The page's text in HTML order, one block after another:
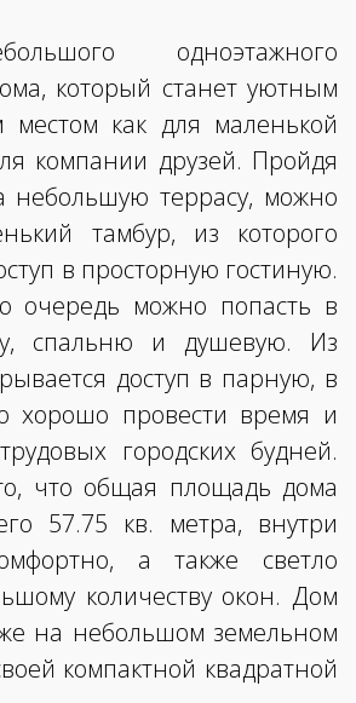
одноэтажного
который станет уютным
как для маленькой
компании друзей. Пройдя
небольшую террасу, можно
тамбур, из которого
в просторную гостиную.
очередь можно попасть в
спальню и душевую. Из
доступ в парную, в
хорошо провести время и
городских будней.
что общая площадь дома
57.75 кв. метра, внутри
а также светло
количеству окон. Дом
на небольшом земельном
компактной квадратной